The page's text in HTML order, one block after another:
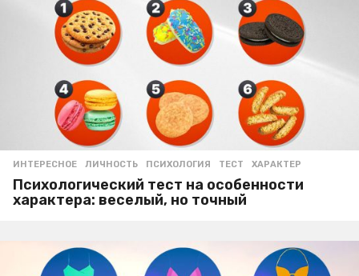
ИНТЕРЕСНОЕ ЛИЧНОСТЬ ,ПСИХОЛОГИЯ ,ТЕСТ ,ХАРАКТЕР
Психологический тест на особенности
характера: веселый, но точный